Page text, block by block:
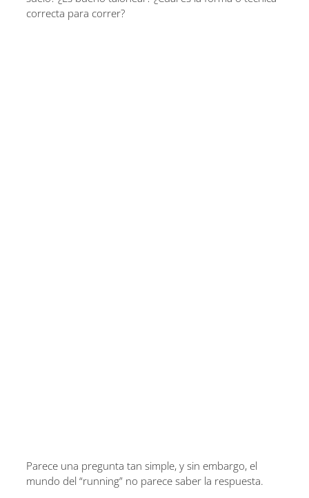
correcta para correr?
Parece una pregunta tan simple, y sin embargo, el
mundo del “running” no parece saber la respuesta.